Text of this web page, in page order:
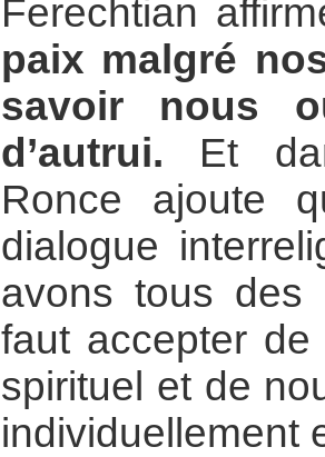
Ferechtian
paix malgré
savoir nous
d’autrui. Et
Ronce ajoute
dialogue
avons tous des
faut accepter
spirituel et de
individuellement